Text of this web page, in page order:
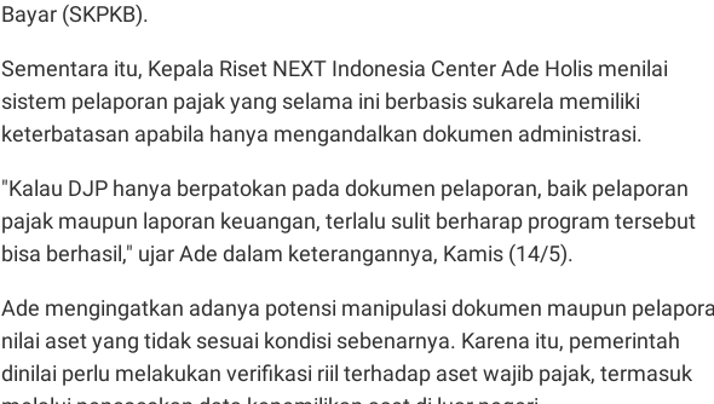
Bayar (SKPKB).
Sementara itu, Kepala Riset NEXT Indonesia Center Ade Holis menilai
sistem pelaporan pajak yang selama ini berbasis sukarela memiliki
keterbatasan apabila hanya mengandalkan dokumen administrasi.
"Kalau DJP hanya berpatokan pada dokumen pelaporan, baik pelaporan
pajak maupun laporan keuangan, terlalu sulit berharap program tersebut
bisa berhasil," ujar Ade dalam keterangannya, Kamis (14/5).
Ade mengingatkan adanya potensi manipulasi dokumen maupun
nilai aset yang tidak sesuai kondisi sebenarnya. Karena itu, pemerintah
dinilai perlu melakukan verifikasi riil terhadap aset wajib pajak, termasuk